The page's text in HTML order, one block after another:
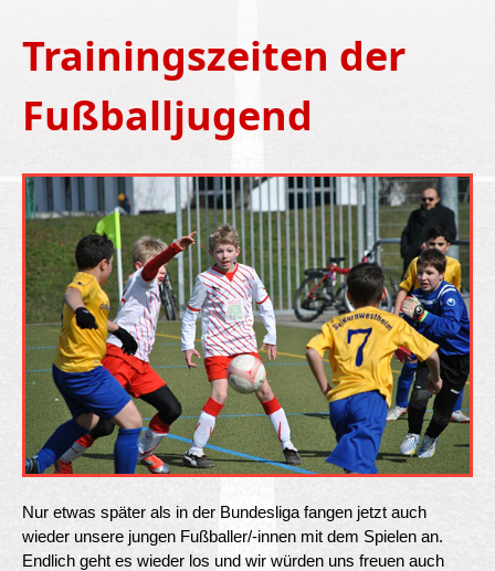
Trainingszeiten der
Fußballjugend
Nur etwas später als in der Bundesliga fangen jetzt auch
wieder unsere jungen Fußballer/-innen mit dem Spielen an.
Endlich geht es wieder los und wir würden uns freuen auch